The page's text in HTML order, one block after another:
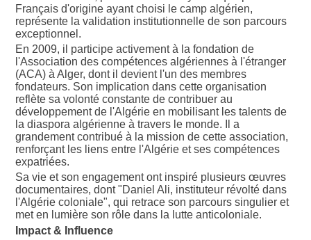
Français d'origine ayant choisi le camp algérien,
représente la validation institutionnelle de son parcours
exceptionnel.
En 2009, il participe activement à la fondation de
l'Association des compétences algériennes à l'étranger
(ACA) à Alger, dont il devient l'un des membres
fondateurs. Son implication dans cette organisation
reflète sa volonté constante de contribuer au
développement de l'Algérie en mobilisant les talents de
la diaspora algérienne à travers le monde. Il a
grandement contribué à la mission de cette association,
renforçant les liens entre l'Algérie et ses compétences
expatriées.
Sa vie et son engagement ont inspiré plusieurs œuvres
documentaires, dont "Daniel Ali, instituteur révolté dans
l'Algérie coloniale", qui retrace son parcours singulier et
met en lumière son rôle dans la lutte anticoloniale.
Impact & Influence